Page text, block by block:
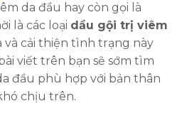
da đầu hay còn gọi là
là các loại dầu gội trị viêm
và cải thiện tình trạng này
viết trên bạn sẽ sớm tìm
đầu phù hợp với bản thân
chịu trên.